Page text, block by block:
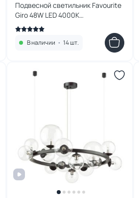
Подвесной светильник Favourite
Giro 48W LED 4000К
(нейтральный) 1764-6P
В наличии • 14 шт.